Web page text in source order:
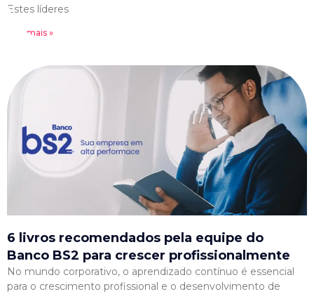
Estes líderes
Leia mais »
6 livros recomendados pela equipe do
Banco BS2 para crescer profissionalmente
No mundo corporativo, o aprendizado contínuo é essencial
para o crescimento profissional e o desenvolvimento de